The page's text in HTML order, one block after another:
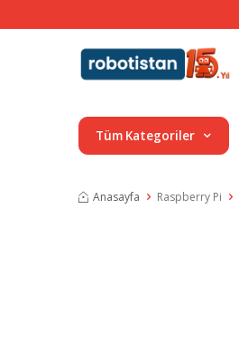
Tüm Kategoriler
Anasayfa Raspberry Pi